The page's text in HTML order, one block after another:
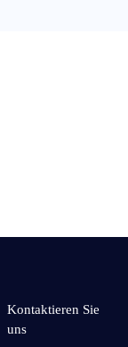
Kontaktieren Sie
uns